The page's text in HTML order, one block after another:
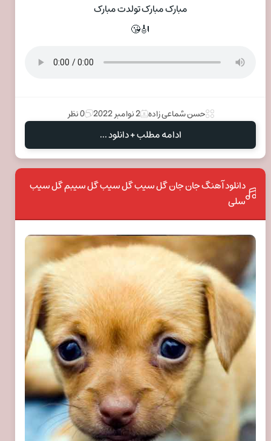
مبارک مبارک تولدت مبارک
🎻😘
حسن شماعی زاده 2 نوامبر 2022 0 نظر
ادامه مطلب + دانلود ...
دانلود آهنگ جان جان گل سیب گل سیب گل سیبم گل سیب
سلی